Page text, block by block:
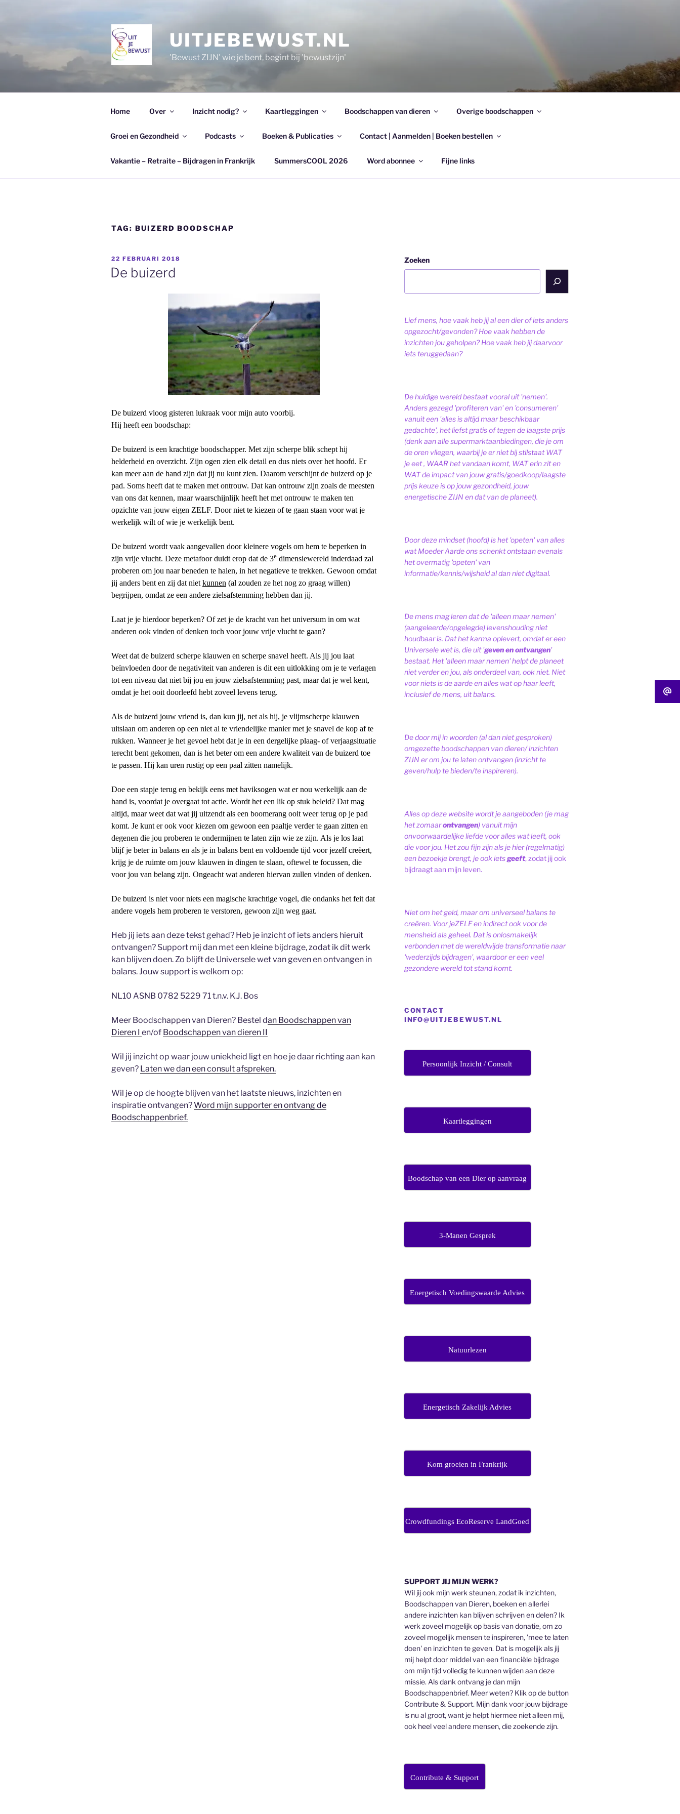
UITJEBEWUST.NL
'Bewust ZIJN' wie je bent, begint bij 'bewustzijn'
Home Over Inzicht nodig? Kaartleggingen Boodschappen van dieren Overige boodschappen
Groei en Gezondheid Podcasts Boeken & Publicaties Contact | Aanmelden | Boeken bestellen
Vakantie – Retraite – Bijdragen in Frankrijk SummersCOOL 2026 Word abonnee Fijne links
TAG: BUIZERD BOODSCHAP
GEPLAATST
OP
22 FEBRUARI 2018
De buizerd
De buizerd vloog gisteren lukraak voor mijn auto voorbij.
Hij heeft een boodschap:
De buizerd is een krachtige boodschapper. Met zijn scherpe blik schept hij
helderheid en overzicht. Zijn ogen zien elk detail en dus niets over het hoofd. Er
kan meer aan de hand zijn dat jij nu kunt zien. Daarom verschijnt de buizerd op je
pad. Soms heeft dat te maken met ontrouw. Dat kan ontrouw zijn zoals de meesten
van ons dat kennen, maar waarschijnlijk heeft het met ontrouw te maken ten
opzichte van jouw eigen ZELF. Door niet te kiezen of te gaan staan voor wat je
werkelijk wilt of wie je werkelijk bent.
De buizerd wordt vaak aangevallen door kleinere vogels om hem te beperken in
zijn vrije vlucht. Deze metafoor duidt erop dat de 3e dimensiewereld inderdaad zal
proberen om jou naar beneden te halen, in het negatieve te trekken. Gewoon omdat
jij anders bent en zij dat niet kunnen (al zouden ze het nog zo graag willen)
begrijpen, omdat ze een andere zielsafstemming hebben dan jij.
Laat je je hierdoor beperken? Of zet je de kracht van het universum in om wat
anderen ook vinden of denken toch voor jouw vrije vlucht te gaan?
Weet dat de buizerd scherpe klauwen en scherpe snavel heeft. Als jij jou laat
beïnvloeden door de negativiteit van anderen is dit een uitlokking om je te verlagen
tot een niveau dat niet bij jou en jouw zielsafstemming past, maar dat je wel kent,
omdat je het ooit doorleefd hebt zoveel levens terug.
Als de buizerd jouw vriend is, dan kun jij, net als hij, je vlijmscherpe klauwen
uitslaan om anderen op een niet al te vriendelijke manier met je snavel de kop af te
rukken. Wanneer je het gevoel hebt dat je in een dergelijke plaag- of verjaagsituatie
terecht bent gekomen, dan is het beter om een andere kwaliteit van de buizerd toe
te passen. Hij kan uren rustig op een paal zitten namelijk.
Doe een stapje terug en bekijk eens met haviksogen wat er nou werkelijk aan de
hand is, voordat je overgaat tot actie. Wordt het een lik op stuk beleid? Dat mag
altijd, maar weet dat wat jij uitzendt als een boomerang ooit weer terug op je pad
komt. Je kunt er ook voor kiezen om gewoon een paaltje verder te gaan zitten en
degenen die jou proberen te ondermijnen te laten zijn wie ze zijn. Als je los laat
blijf je beter in balans en als je in balans bent en voldoende tijd voor jezelf creëert,
krijg je de ruimte om jouw klauwen in dingen te slaan, oftewel te focussen, die
voor jou van belang zijn. Ongeacht wat anderen hiervan zullen vinden of denken.
De buizerd is niet voor niets een magische krachtige vogel, die ondanks het feit dat
andere vogels hem proberen te verstoren, gewoon zijn weg gaat.
Heb jij iets aan deze tekst gehad? Heb je inzicht of iets anders hieruit
ontvangen? Support mij dan met een kleine bijdrage, zodat ik dit werk
kan blijven doen. Zo blijft de Universele wet van geven en ontvangen in
balans. Jouw support is welkom op:
NL10 ASNB 0782 5229 71 t.n.v. K.J. Bos
Meer Boodschappen van Dieren? Bestel dan Boodschappen van
Dieren I en/of Boodschappen van dieren II
Wil jij inzicht op waar jouw uniekheid ligt en hoe je daar richting aan kan
geven? Laten we dan een consult afspreken.
Wil je op de hoogte blijven van het laatste nieuws, inzichten en
inspiratie ontvangen?Word mijn supporter en ontvang de
Boodschappenbrief.
Zoeken
Lief mens, hoe vaak heb jij al een dier of iets anders
opgezocht/gevonden? Hoe vaak hebben de
inzichten jou geholpen? Hoe vaak heb jij daarvoor
iets teruggedaan?
De huidige wereld bestaat vooral uit 'nemen'.
Anders gezegd 'profiteren van' en 'consumeren'
vanuit een 'alles is altijd maar beschikbaar
gedachte', het liefst gratis of tegen de laagste prijs
(denk aan alle supermarktaanbiedingen, die je om
de oren vliegen, waarbij je er niet bij stilstaat WAT
je eet , WAAR het vandaan komt, WAT erin zit en
WAT de impact van jouw gratis/goedkoop/laagste
prijs keuze is op jouw gezondheid, jouw
energetische ZIJN en dat van de planeet).
Door deze mindset (hoofd) is het 'opeten' van alles
wat Moeder Aarde ons schenkt ontstaan evenals
het overmatig 'opeten' van
informatie/kennis/wijsheid al dan niet digitaal.
De mens mag leren dat de 'alleen maar nemen'
(aangeleerde/opgelegde) levenshouding niet
houdbaar is. Dat het karma oplevert, omdat er een
Universele wet is, die uit 'geven en ontvangen'
bestaat. Het 'alleen maar nemen' helpt de planeet
niet verder en jou, als onderdeel van, ook niet. Niet
voor niets is de aarde en alles wat op haar leeft,
inclusief de mens, uit balans.
De door mij in woorden (al dan niet gesproken)
omgezette boodschappen van dieren/ inzichten
ZIJN er om jou te laten ontvangen (inzicht te
geven/hulp te bieden/te inspireren).
Alles op deze website wordt je aangeboden (je mag
het zomaarontvangen) vanuit mijn
onvoorwaardelijke liefde voor alles wat leeft, ook
die voor jou. Het zou fijn zijn als je hier (regelmatig)
een bezoekje brengt, je ook ietsgeeft, zodat jij ook
bijdraagt aan mijn leven.
Niet om het geld, maar om universeel balans te
creëren. Voor jeZELF en indirect ook voor de
mensheid als geheel. Dat is onlosmakelijk
verbonden met de wereldwijde transformatie naar
'wederzijds bijdragen', waardoor er een veel
gezondere wereld tot stand komt.
CONTACT
INFO@UITJEBEWUST.NL
Persoonlijk Inzicht / Consult
Kaartleggingen
Boodschap van een Dier op aanvraag
3-Manen Gesprek
Energetisch Voedingswaarde Advies
Natuurlezen
Energetisch Zakelijk Advies
Kom groeien in Frankrijk
Crowdfundings EcoReserve LandGoed
SUPPORT JIJ MIJN WERK?
Wil jij ook mijn werk steunen, zodat ik inzichten,
Boodschappen van Dieren, boeken en allerlei
andere inzichten kan blijven schrijven en delen? Ik
werk zoveel mogelijk op basis van donatie, om zo
zoveel mogelijk mensen te inspireren, 'mee te laten
doen' en inzichten te geven. Dat is mogelijk als jij
mij helpt door middel van een financiële bijdrage
om mijn tijd volledig te kunnen wijden aan deze
missie. Als dank ontvang je dan mijn
Boodschappenbrief. Meer weten? Klik op de button
Contribute & Support. Mijn dank voor jouw bijdrage
is nu al groot, want je helpt hiermee niet alleen mij,
ook heel veel andere mensen, die zoekende zijn.
Contribute & Support